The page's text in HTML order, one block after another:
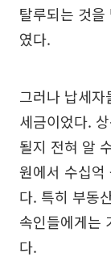
탈루되는 것을
였다.
그러나 납세자
세금이었다.
될지 전혀 알
원에서 수십억
다. 특히 부동
속인들에게는
다.